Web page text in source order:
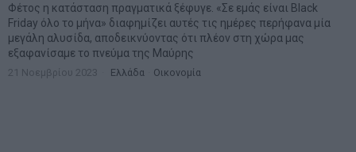
Φέτος η κατάσταση πραγματικά ξέφυγε. «Σε εμάς είναι Black
Friday όλο το μήνα» διαφημίζει αυτές τις ημέρες περήφανα μία
μεγάλη αλυσίδα, αποδεικνύοντας ότι πλέον στη χώρα μας
εξαφανίσαμε το πνεύμα της Μαύρης
21 Νοεμβρίου 2023 Ελλάδα Οικονομία